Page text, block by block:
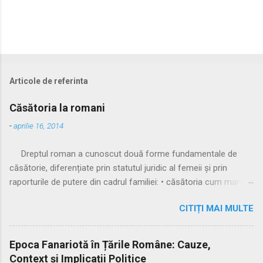
Articole de referinta
Căsătoria la romani
-aprilie 16, 2014
Dreptul roman a cunoscut două forme fundamentale de
căsătorie, diferențiate prin statutul juridic al femeii și prin
raporturile de putere din cadrul familiei: • căsătoria cum manus
și practicată a fost căsătoria cu manus, prin care femeia
trecea sub autoritatea soțului, devenind parte a familiei
acestuia. Spre sfârșitul Republicii, tot mai multe femei au
început să evite această subordonare, trăind în uniuni
CITIȚI MAI MULTE
Epoca Fanariotă în Țările Române: Cauze,
Context și Implicații Politice